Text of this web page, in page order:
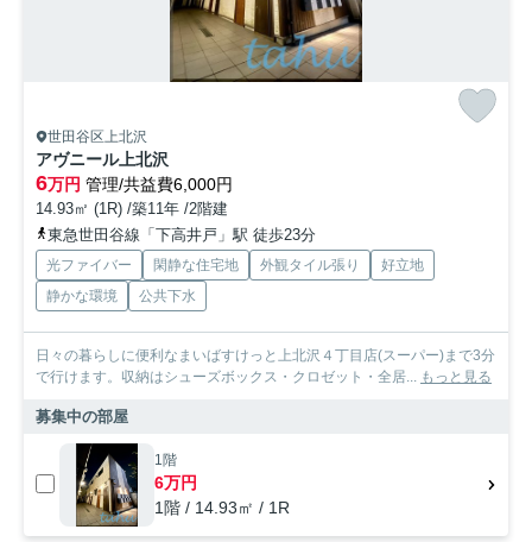
世田谷区上北沢
アヴニール上北沢
6万円 管理/共益費6,000円
14.93㎡ (1R) /築11年 /2階建
東急世田谷線「下高井戸」駅 徒歩23分
光ファイバー 閑静な住宅地 外観タイル張り
好立地
静かな環境
公共下水
日々の暮らしに便利なまいばすけっと上北沢４丁目店(スーパー)まで3分
で行けます。収納はシューズボックス・クロゼット・全居... もっと見る
募集中の部屋
1階
6万円
1階 / 14.93㎡ / 1R